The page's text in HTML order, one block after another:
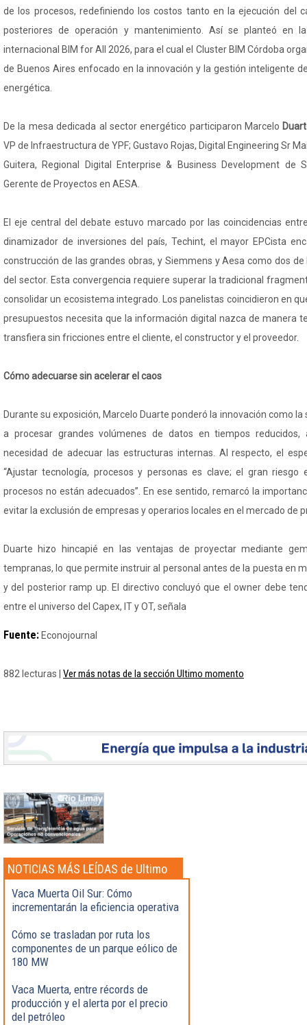
de los procesos, redefiniendo los costos tanto en la ejecución del
posteriores de operación y mantenimiento. Así se planteó en
internacional BIM for All 2026, para el cual el Cluster BIM Córdoba
de Buenos Aires enfocado en la innovación y la gestión inteligente
energética.
De la mesa dedicada al sector energético participaron Marcelo
VP de Infraestructura de YPF; Gustavo Rojas, Digital Engineering Sr
Guitera, Regional Digital Enterprise & Business Development de
Gerente de Proyectos en AESA.
El eje central del debate estuvo marcado por las coincidencias
dinamizador de inversiones del país, Techint, el mayor EPCista
construcción de las grandes obras, y Siemmens y Aesa como dos
del sector. Esta convergencia requiere superar la tradicional
consolidar un ecosistema integrado. Los panelistas coincidieron en
presupuestos necesita que la información digital nazca de manera
transfiera sin fricciones entre el cliente, el constructor y el proveedor.
Cómo adecuarse sin acelerar el caos
Durante su exposición, Marcelo Duarte ponderó la innovación como
a procesar grandes volúmenes de datos en tiempos reducidos,
necesidad de adecuar las estructuras internas. Al respecto, el
“Ajustar tecnología, procesos y personas es clave; el gran riesgo
procesos no están adecuados”. En ese sentido, remarcó la
evitar la exclusión de empresas y operarios locales en el mercado de
Duarte hizo hincapié en las ventajas de proyectar mediante
tempranas, lo que permite instruir al personal antes de la puesta en
y del posterior ramp up. El directivo concluyó que el owner debe
entre el universo del Capex, IT y OT, señala
Fuente: Econojournal
882 lecturas | Ver más notas de la sección Ultimo momento
NOTICIAS MÁS LEÍDAS de Ultimo
momento
Vaca Muerta Oil Sur: Cómo
incrementarán la eficiencia operativa
Cómo se trasladan por ruta los
componentes de un parque eólico de
180 MW
Vaca Muerta, entre récords de
producción y el alerta por el precio
del petróleo